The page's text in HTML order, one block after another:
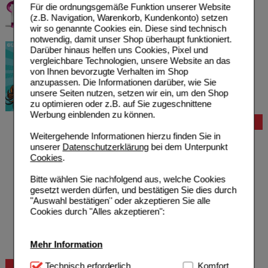
Für die ordnungsgemäße Funktion unserer Website
(z.B. Navigation, Warenkorb, Kundenkonto) setzen
wir so genannte Cookies ein. Diese sind technisch
notwendig, damit unser Shop überhaupt funktioniert.
Darüber hinaus helfen uns Cookies, Pixel und
vergleichbare Technologien, unsere Website an das
von Ihnen bevorzugte Verhalten im Shop
anzupassen. Die Informationen darüber, wie Sie
unsere Seiten nutzen, setzen wir ein, um den Shop
zu optimieren oder z.B. auf Sie zugeschnittene
Werbung einblenden zu können.
Weitergehende Informationen hierzu finden Sie in
unserer Datenschutzerklärungbei dem Unterpunkt
Cookies.
Bitte wählen Sie nachfolgend aus, welche Cookies
gesetzt werden dürfen, und bestätigen Sie dies durch
"Auswahl bestätigen" oder akzeptieren Sie alle
Cookies durch "Alles akzeptieren":
Mehr Information
Technisch Notwendig:Hierbei handelt es sich um
Technisch erforderlich Komfort
Hilfe zur Anmeldung
Hilfe zum Bestellvorgang
Freiumschläge anfordern
Freiumschläge downloaden
Auslandsbestellung
Reklamation